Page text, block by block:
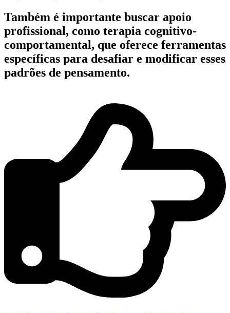
Também é importante buscar apoio
profissional, como terapia cognitivo-
comportamental, que oferece ferramentas
específicas para desafiar e modificar esses
padrões de pensamento.